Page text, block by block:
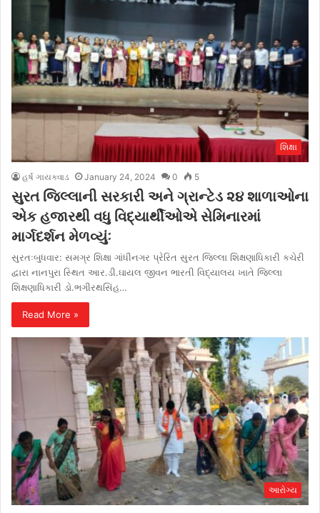
શિક્ષા
હર્ષ ગાયક્વાડ January 24, 2024 0 5
સુરત જિલ્લાની સરકારી અને ગ્રાન્ટેડ ૨૪ શાળાઓના
એક હજારથી વધુ વિદ્યાર્થીઓએ સેમિનારમાં
માર્ગદર્શન મેળવ્યુંઃ
સુરતઃબુધવાર: સમગ્ર શિક્ષા ગાંધીનગર પ્રેરિત સુરત જિલ્લા શિક્ષણાધિકારી કચેરી
દ્વારા નાનપુરા સ્થિત આર.ડી.ઘાયલ જીવન ભારતી વિદ્યાલય ખાતે જિલ્લા
શિક્ષણાધિકારી ડો.ભગીરથસિંહ…
Read More »
આરોગ્ય